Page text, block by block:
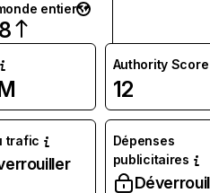
entier
Authority Score
12
trafic
Dépenses
publicitaires